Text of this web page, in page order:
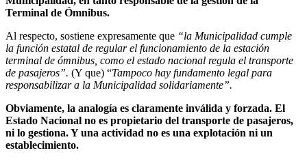
Terminal de Ómnibus.
Al respecto, sostiene expresamente que “la Municipalidad cumple
la función estatal de regular el funcionamiento de la estación
terminal de ómnibus, como el estado nacional regula el transporte
de pasajeros”. (Y que) “Tampoco hay fundamento legal para
responsabilizar a la Municipalidad solidariamente”.
Obviamente, la analogía es claramente inválida y forzada. El
Estado Nacional no es propietario del transporte de pasajeros,
ni lo gestiona. Y una actividad no es una explotación ni un
establecimiento.